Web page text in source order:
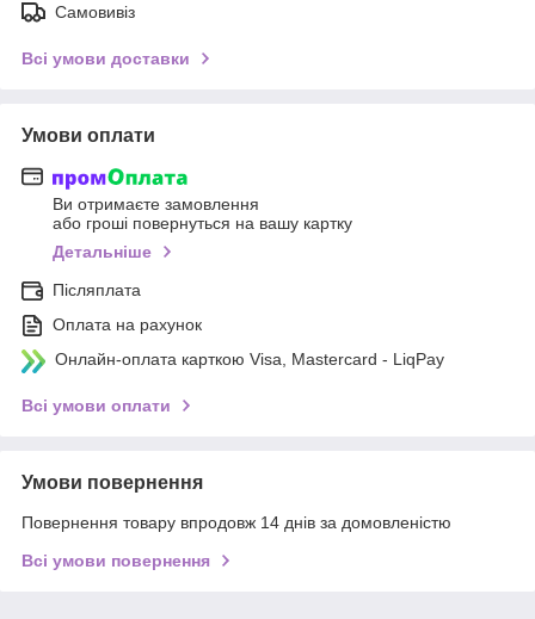
Самовивіз
Всі умови доставки
Умови оплати
Ви отримаєте замовлення
або гроші повернуться на вашу картку
Детальніше
Післяплата
Оплата на рахунок
Онлайн-оплата карткою Visa, Mastercard - LiqPay
Всі умови оплати
Умови повернення
Повернення товару впродовж 14 днів за домовленістю
Всі умови повернення